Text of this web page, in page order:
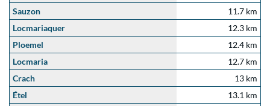
Sauzon
11.7 km
Locmariaquer
12.3 km
Ploemel
12.4 km
Locmaria
12.7 km
Crach
13 km
Étel
13.1 km